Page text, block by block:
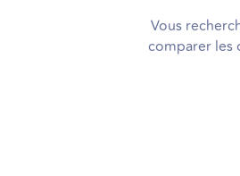
Vous
comparer les